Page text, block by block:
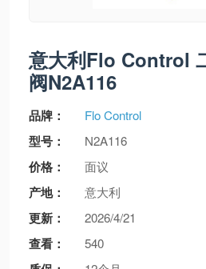
意大利Flo Control
阀N2A116
品牌： Flo Control
型号： N2A116
价格： 面议
产地： 意大利
更新： 2026/4/21
查看： 540